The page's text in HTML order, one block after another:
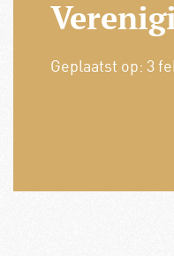
Geplaatst op: 3